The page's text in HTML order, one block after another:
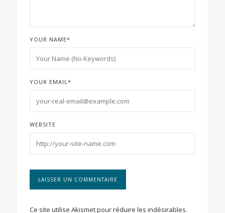
YOUR NAME*
YOUR EMAIL*
WEBSITE
Ce site utilise Akismet pour réduire les indésirables.